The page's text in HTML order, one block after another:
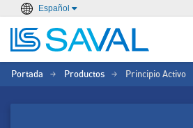
Español
Portada > Productos > Principio Activo